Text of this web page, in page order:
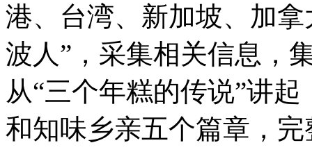
港、台湾、新加坡、加
波人”，采集相关信息，
从“三个年糕的传说”讲
和知味乡亲五个篇章，